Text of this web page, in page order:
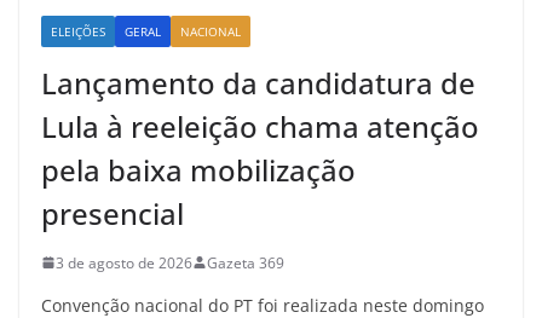
ELEIÇÕES GERAL NACIONAL
Lançamento da candidatura de
Lula à reeleição chama atenção
pela baixa mobilização
presencial
3 de agosto de 2026 Gazeta 369
Convenção nacional do PT foi realizada neste domingo